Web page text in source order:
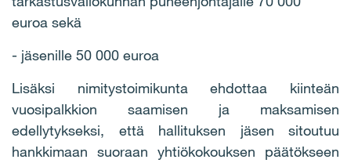
euroa sekä
- jäsenille 50 000 euroa
Lisäksi nimitystoimikunta ehdottaa kiinteän
vuosipalkkion saamisen ja maksamisen
edellytykseksi, että hallituksen jäsen sitoutuu
hankkimaan suoraan yhtiökokouksen päätökseen